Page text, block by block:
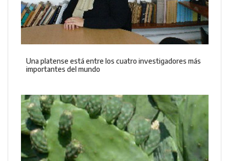
Una platense está entre los cuatro investigadores más
importantes del mundo